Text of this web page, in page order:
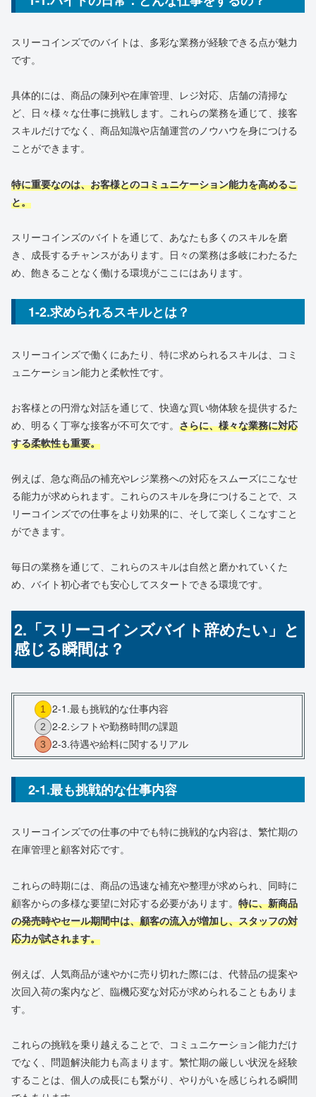
スリーコインズでのバイトは、多彩な業務が経験できる点が魅力
です。
具体的には、商品の陳列や在庫管理、レジ対応、店舗の清掃な
ど、日々様々な仕事に挑戦します。これらの業務を通じて、接客
スキルだけでなく、商品知識や店舗運営のノウハウを身につける
ことができます。
特に重要なのは、お客様とのコミュニケーション能力を高めるこ
と。
スリーコインズのバイトを通じて、あなたも多くのスキルを磨
き、成長するチャンスがあります。日々の業務は多岐にわたるた
め、飽きることなく働ける環境がここにはあります。
1-2.求められるスキルとは？
スリーコインズで働くにあたり、特に求められるスキルは、コミ
ュニケーション能力と柔軟性です。
お客様との円滑な対話を通じて、快適な買い物体験を提供するた
め、明るく丁寧な接客が不可欠です。 さらに、様々な業務に対応
する柔軟性も重要。
例えば、急な商品の補充やレジ業務への対応をスムーズにこなせ
る能力が求められます。これらのスキルを身につけることで、ス
リーコインズでの仕事をより効果的に、そして楽しくこなすこと
ができます。
毎日の業務を通じて、これらのスキルは自然と磨かれていくた
め、バイト初心者でも安心してスタートできる環境です。
2.「スリーコインズバイト辞めたい」と
感じる瞬間は？
2-1.最も挑戦的な仕事内容
2-2.シフトや勤務時間の課題
2-3.待遇や給料に関するリアル
2-1.最も挑戦的な仕事内容
スリーコインズでの仕事の中でも特に挑戦的な内容は、繁忙期の
在庫管理と顧客対応です。
これらの時期には、商品の迅速な補充や整理が求められ、同時に
顧客からの多様な要望に対応する必要があります。 特に、新商品
の発売時やセール期間中は、顧客の流入が増加し、スタッフの対
応力が試されます。
例えば、人気商品が速やかに売り切れた際には、代替品の提案や
次回入荷の案内など、臨機応変な対応が求められることもありま
す。
これらの挑戦を乗り越えることで、コミュニケーション能力だけ
でなく、問題解決能力も高まります。繁忙期の厳しい状況を経験
することは、個人の成長にも繋がり、やりがいを感じられる瞬間